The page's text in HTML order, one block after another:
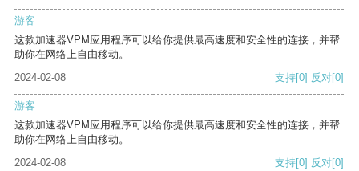
游客
这款加速器VPM应用程序可以给你提供最高速度和安全性的连接，并帮
助你在网络上自由移动。
2024-02-08
支持[0] 反对[0]
游客
这款加速器VPM应用程序可以给你提供最高速度和安全性的连接，并帮
助你在网络上自由移动。
2024-02-08
支持[0] 反对[0]